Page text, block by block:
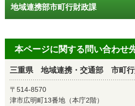
地域連携部市町行財政課
本ページに関する問い合わせ
三重県 地域連携・交通部 市町
〒514-8570
津市広明町13番地（本庁2階）